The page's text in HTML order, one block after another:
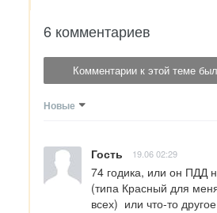
6 комментариев
Комментарии к этой теме
Новые
Гость 19.06 02:29
74 годика, или он ПДД
(типа Красный для
всех)  или что-то другое